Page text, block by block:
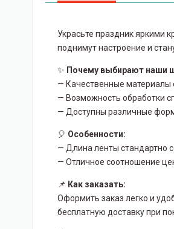
Украсьте праздник яркими
поднимут настроение и
✨ Почему выбирают наши
— Качественные материалы
— Возможность обработки
— Доступны различные
🎈 Особенности:
— Длина ленты стандартно
— Отличное соотношение
📌 Как заказать:
Оформить заказ легко и
бесплатную доставку при